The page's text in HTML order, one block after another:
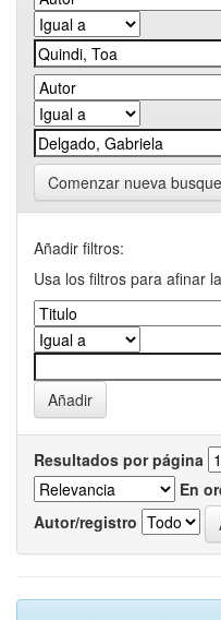
Comenzar nueva
Añadir filtros:
Usa los filtros para afinar
Resultados por página
En
Autor/registro